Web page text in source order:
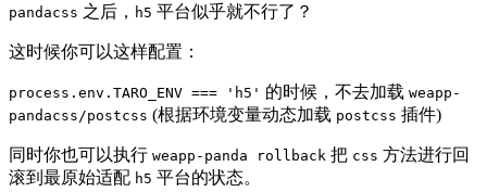
pandacss 之后， h5 平台似乎就不行了？
这时候你可以这样配置：
process.env.TARO_ENV === 'h5' 的时候，不去加载 weapp-
pandacss/postcss (根据环境变量动态加载 postcss 插件)
同时你也可以执行 weapp-panda rollback 把 css 方法进行回
滚到最原始适配 h5 平台的状态。